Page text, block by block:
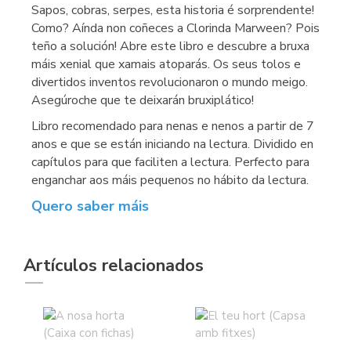
Sapos, cobras, serpes, esta historia é sorprendente!
Como? Aínda non coñeces a Clorinda Marween? Pois
teño a solución! Abre este libro e descubre a bruxa
máis xenial que xamais atoparás. Os seus tolos e
divertidos inventos revolucionaron o mundo meigo.
Asegúroche que te deixarán bruxiplático!
Libro recomendado para nenas e nenos a partir de 7
anos e que se están iniciando na lectura. Dividido en
capítulos para que faciliten a lectura. Perfecto para
enganchar aos máis pequenos no hábito da lectura.
Quero saber máis
Artículos relacionados